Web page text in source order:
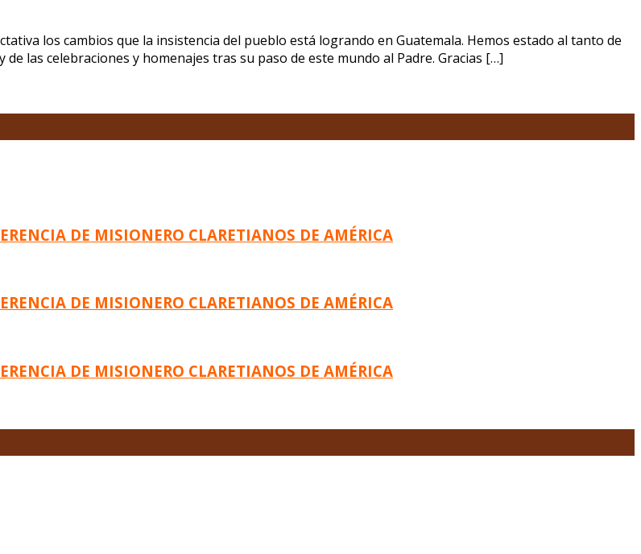
los cambios que la insistencia del pueblo está logrando en Guatemala. Hemos estado al tanto de
las celebraciones y homenajes tras su paso de este mundo al Padre. Gracias […]
DE MISIONERO CLARETIANOS DE AMÉRICA
DE MISIONERO CLARETIANOS DE AMÉRICA
DE MISIONERO CLARETIANOS DE AMÉRICA